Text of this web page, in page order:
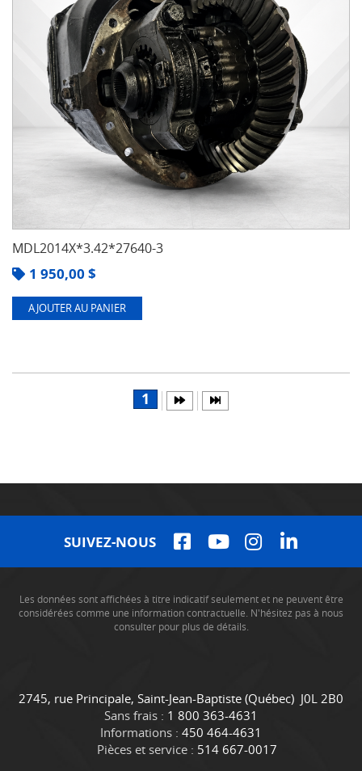
MDL2014X*3.42*27640-3
1 950,00 $
AJOUTER AU PANIER
1
SUIVEZ-NOUS
Les données sont affichées à titre indicatif seulement et ne peuvent être
considérées comme une information contractuelle. N'hésitez pas à nous
consulter pour plus de détails.
C
o
n
t
C
a
m
i
2745, rue Principale, Saint-Jean-Baptiste (Québec) J0L 2B0
Sans frais : 1 800 363-4631
Informations : 450 464-4631
Pièces et service : 514 667-0017